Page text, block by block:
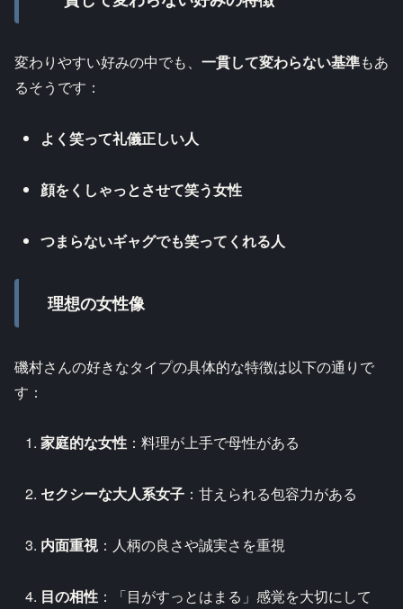
変わりやすい好みの中でも、 一貫して変わらない基準もあ
るそうです：
よく笑って礼儀正しい人
顔をくしゃっとさせて笑う女性
つまらないギャグでも笑ってくれる人
理想の女性像
磯村さんの好きなタイプの具体的な特徴は以下の通りで
す：
家庭的な女性 ：料理が上手で母性がある
セクシーな大人系女子 ：甘えられる包容力がある
内面重視：人柄の良さや誠実さを重視
目の相性 ：「目がすっとはまる」感覚を大切にして